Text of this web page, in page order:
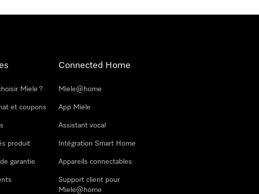
Miele ?
et coupons
produit
garantie
Connected Home
Miele@home
App Miele
Assistant vocal
Intégration Smart Home
Appareils connectables
Support client pour
Miele@home